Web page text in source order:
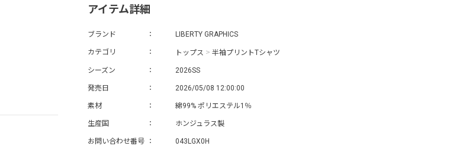
アイテム詳細
ブランド LIBERTY GRAPHICS
カテゴリ トップス > 半袖プリントTシャツ
シーズン 2026SS
発売日 2026/05/08 12:00:00
素材 綿99% ポリエステル1％
生産国 ホンジュラス製
お問い合わせ番号 043LGX0H